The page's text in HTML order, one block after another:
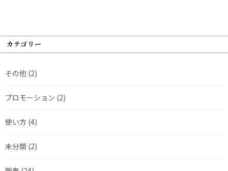
カテゴリー
その他 (2)
プロモーション (2)
使い方 (4)
未分類 (2)